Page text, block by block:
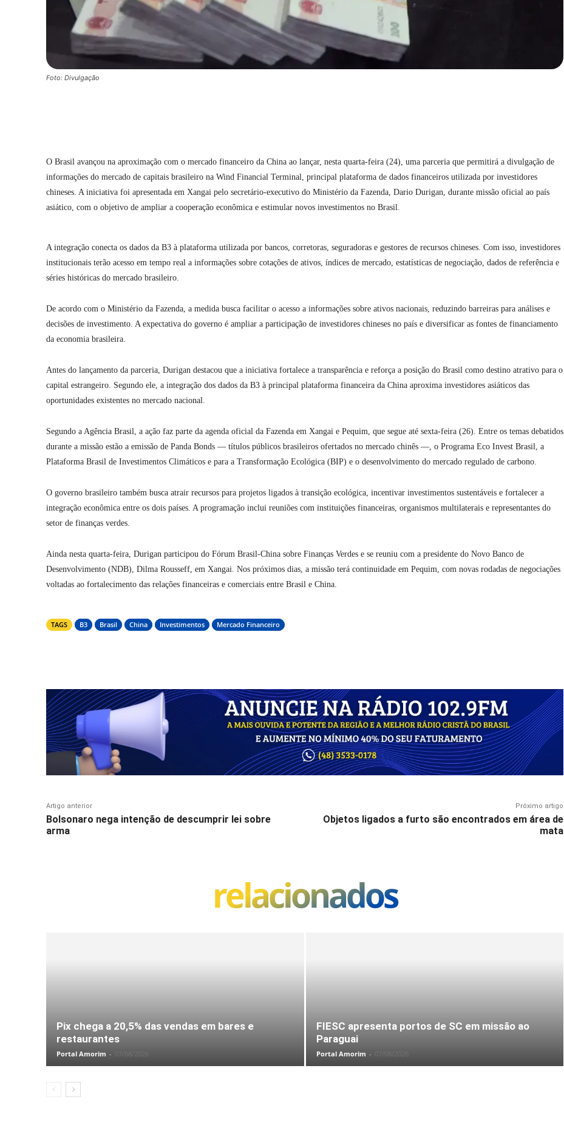
Foto: Divulgação
O Brasil avançou na aproximação com o mercado financeiro da China ao lançar, nesta quarta-feira (24), uma parceria que permitirá a divulgação de
informações do mercado de capitais brasileiro na Wind Financial Terminal, principal plataforma de dados financeiros utilizada por investidores
chineses. A iniciativa foi apresentada em Xangai pelo secretário-executivo do Ministério da Fazenda, Dario Durigan, durante missão oficial ao país
asiático, com o objetivo de ampliar a cooperação econômica e estimular novos investimentos no Brasil.
A integração conecta os dados da B3 à plataforma utilizada por bancos, corretoras, seguradoras e gestores de recursos chineses. Com isso, investidores
institucionais terão acesso em tempo real a informações sobre cotações de ativos, índices de mercado, estatísticas de negociação, dados de referência e
séries históricas do mercado brasileiro.
De acordo com o Ministério da Fazenda, a medida busca facilitar o acesso a informações sobre ativos nacionais, reduzindo barreiras para análises e
decisões de investimento. A expectativa do governo é ampliar a participação de investidores chineses no país e diversificar as fontes de financiamento
da economia brasileira.
Antes do lançamento da parceria, Durigan destacou que a iniciativa fortalece a transparência e reforça a posição do Brasil como destino atrativo para o
capital estrangeiro. Segundo ele, a integração dos dados da B3 à principal plataforma financeira da China aproxima investidores asiáticos das
oportunidades existentes no mercado nacional.
Segundo a Agência Brasil, a ação faz parte da agenda oficial da Fazenda em Xangai e Pequim, que segue até sexta-feira (26). Entre os temas debatidos
durante a missão estão a emissão de Panda Bonds — títulos públicos brasileiros ofertados no mercado chinês —, o Programa Eco Invest Brasil, a
Plataforma Brasil de Investimentos Climáticos e para a Transformação Ecológica (BIP) e o desenvolvimento do mercado regulado de carbono.
O governo brasileiro também busca atrair recursos para projetos ligados à transição ecológica, incentivar investimentos sustentáveis e fortalecer a
integração econômica entre os dois países. A programação inclui reuniões com instituições financeiras, organismos multilaterais e representantes do
setor de finanças verdes.
Ainda nesta quarta-feira, Durigan participou do Fórum Brasil-China sobre Finanças Verdes e se reuniu com a presidente do Novo Banco de
Desenvolvimento (NDB), Dilma Rousseff, em Xangai. Nos próximos dias, a missão terá continuidade em Pequim, com novas rodadas de negociações
voltadas ao fortalecimento das relações financeiras e comerciais entre Brasil e China.
TAGS B3 Brasil China Investimentos Mercado Financeiro
Artigo anterior
Bolsonaro nega intenção de descumprir lei sobre
arma
Próximo artigo
Objetos ligados a furto são encontrados em área de
mata
relacionados
Pix chega a 20,5% das vendas em bares e
restaurantes
Portal Amorim - 07/08/2026
FIESC apresenta portos de SC em missão ao
Paraguai
Portal Amorim - 07/08/2026